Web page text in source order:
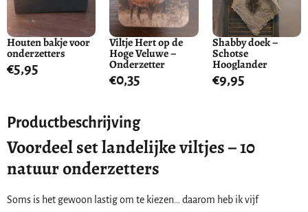
Productbeschrijving
Voordeel set landelijke viltjes – 10
natuur onderzetters
Soms is het gewoon lastig om te kiezen… daarom heb ik vijf
Houten bakje voor
onderzetters
€5,95
Viltje Hert op de
Hoge Veluwe –
Onderzetter
€0,35
Shabby doek –
Schotse
Hooglander
€9,95